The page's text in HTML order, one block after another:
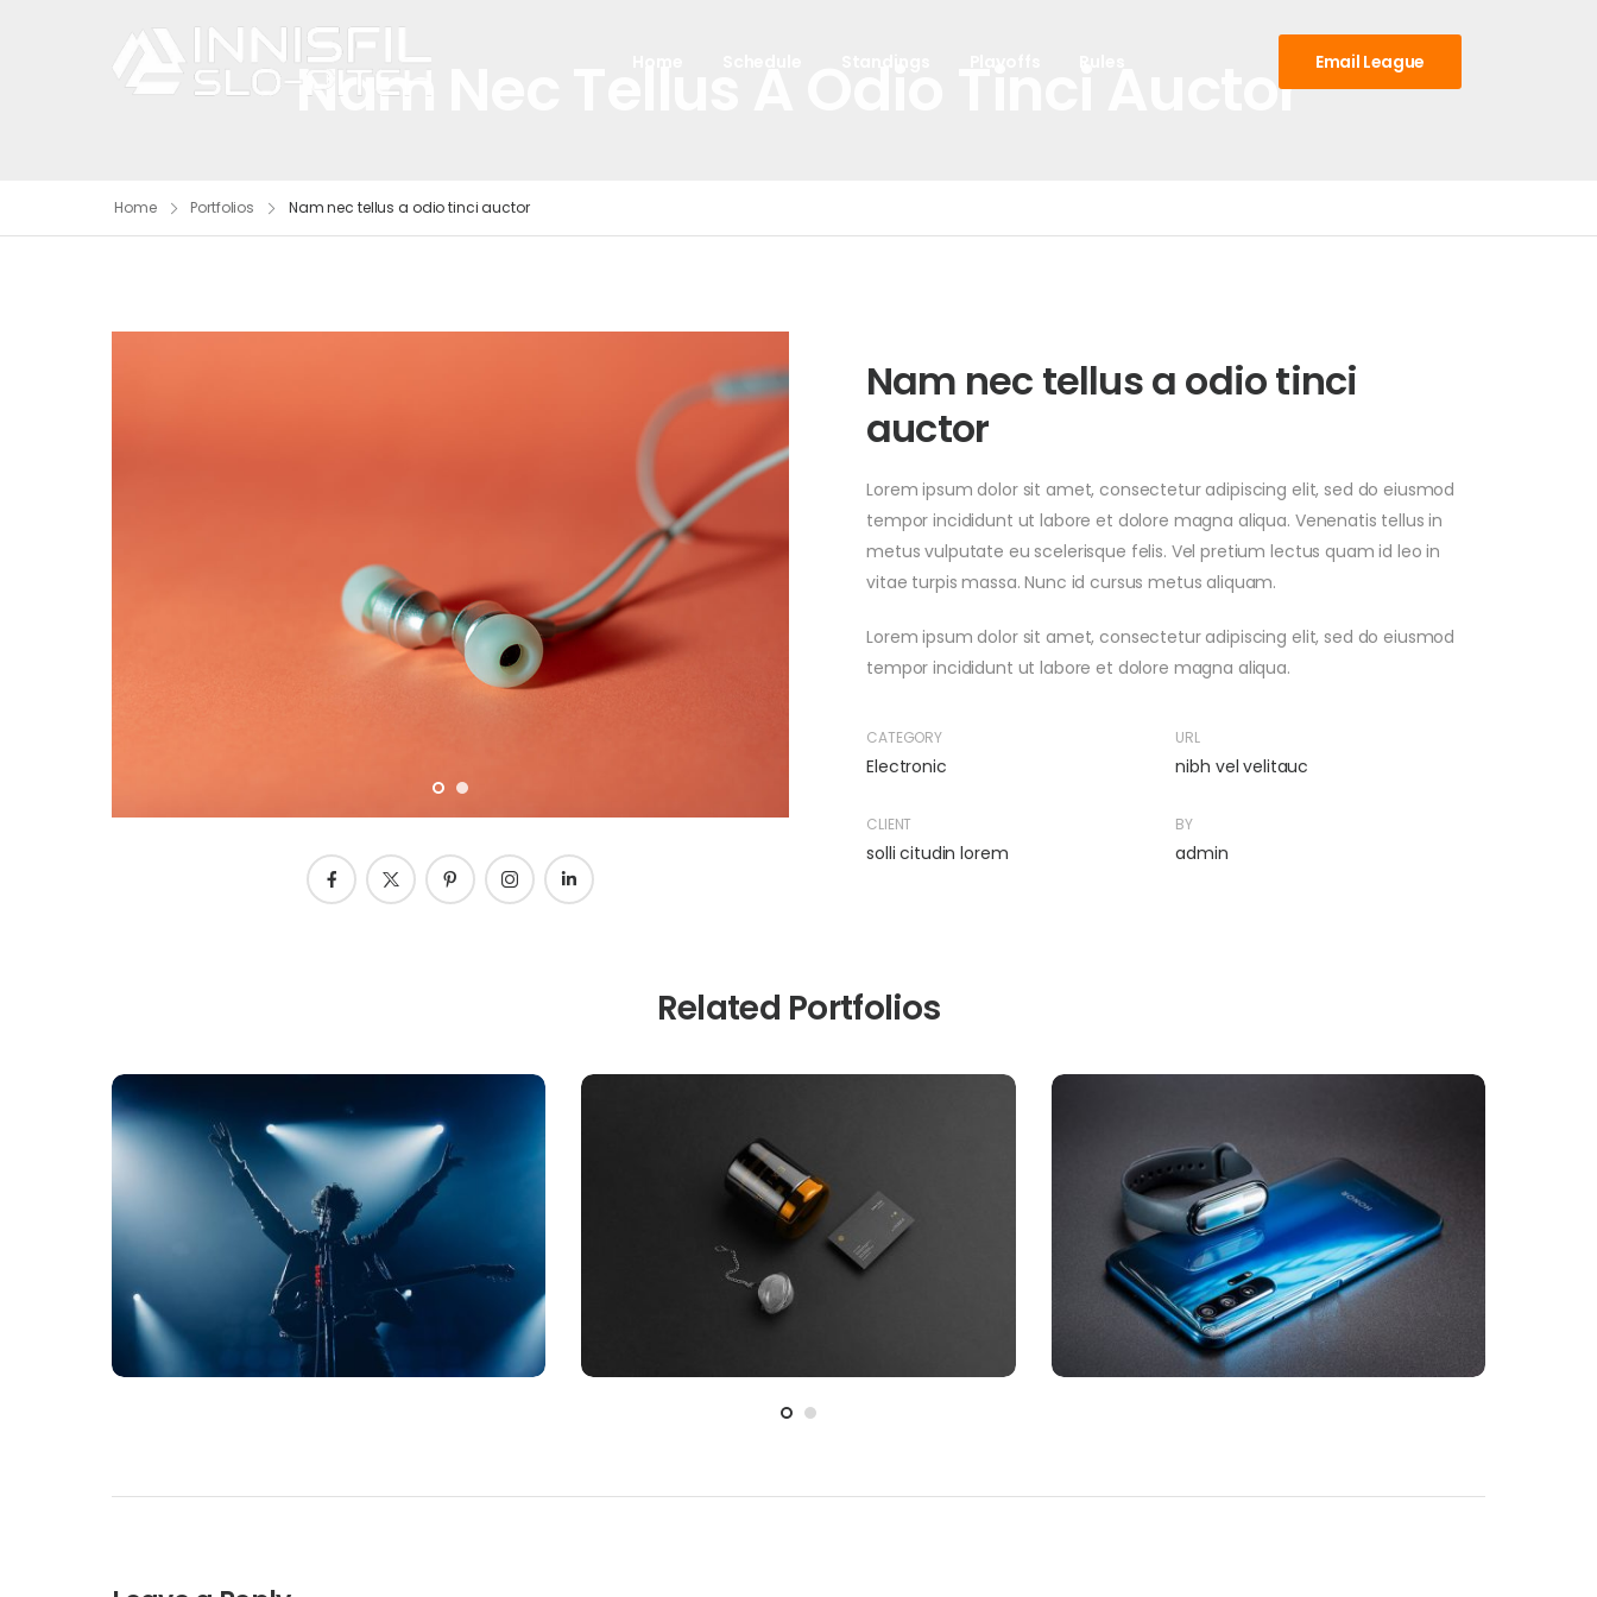
Email League
Nam Nec Tellus A Odio Tinci Auctor
Home Portfolios Nam nec tellus a odio tinci auctor
Nam nec tellus a odio tinci
auctor
Lorem ipsum dolor sit amet, consectetur adipiscing elit, sed do eiusmod
tempor incididunt ut labore et dolore magna aliqua. Venenatis tellus in
metus vulputate eu scelerisque felis. Vel pretium lectus quam id leo in
vitae turpis massa. Nunc id cursus metus aliquam.
Lorem ipsum dolor sit amet, consectetur adipiscing elit, sed do eiusmod
tempor incididunt ut labore et dolore magna aliqua.
CATEGORY
Electronic
URL
nibh vel velitauc
CLIENT
solli citudin lorem
BY
admin
Related Portfolios
ELECTRONIC
Incidid unt ut labore et
ELECTRONIC
Fusce pellentesque suscipit.
BRANDING ELECTRONIC
Vivamus vestibulum ntulla